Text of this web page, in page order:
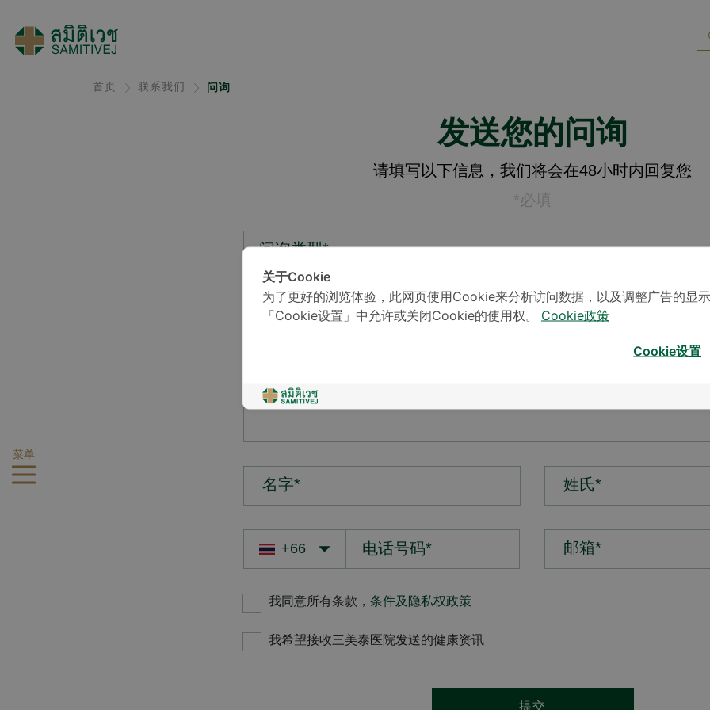
菜单
首页 联系我们 问询
发送您的问询
请填写以下信息，我们将会在48小时内回复您
*必填
问询类型*
位置*
名字* 姓氏*
邮箱*
我同意所有条款， 条件及隐私权政策
我希望接收三美泰医院发送的健康资讯
提交
关于Cookie
为了更好的浏览体验，此网页使用Cookie来分析访问数据，以及调整广告的显
「Cookie设置」中允许或关闭Cookie的使用权。
Cookie政策
Cookie设置